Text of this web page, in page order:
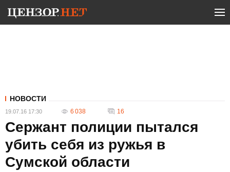
НОВОСТИ
19.07.16 17:30 6 038 16
Сержант полиции пытался
убить себя из ружья в
Сумской области